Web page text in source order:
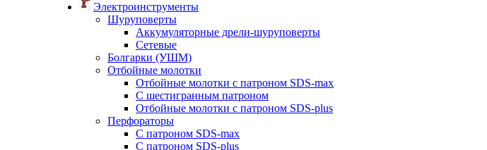
Электроинструменты
Шуруповерты
Аккумуляторные дрели-шуруповерты
Сетевые
Болгарки (УШМ)
Отбойные молотки
Отбойные молотки с патроном SDS-max
С шестигранным патроном
Отбойные молотки с патроном SDS-plus
Перфораторы
С патроном SDS-max
С патроном SDS-plus